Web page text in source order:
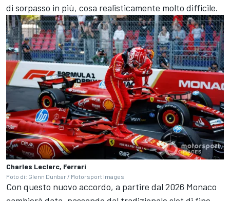
di sorpasso in più, cosa realisticamente molto difficile.
Charles Leclerc, Ferrari
Foto di: Glenn Dunbar / Motorsport Images
Con questo nuovo accordo, a partire dal 2026 Monaco